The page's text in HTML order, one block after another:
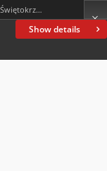
Show details
Akademia Świętokrzyska im. Jana Kochanowskiego (Kielce)